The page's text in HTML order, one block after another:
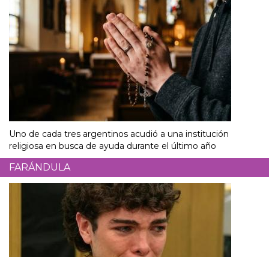
Uno de cada tres argentinos acudió a una institución
religiosa en busca de ayuda durante el último año
FARÁNDULA